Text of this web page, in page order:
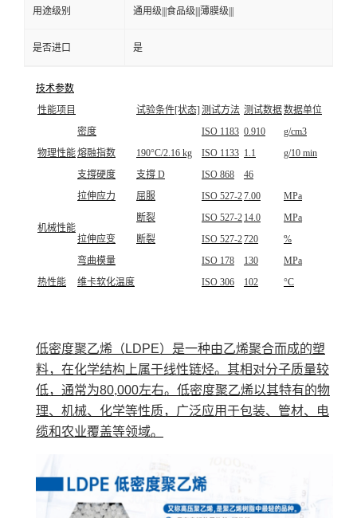
用途级别 通用级|||食品级|||薄膜级|||
是否进口 是
技术参数
性能项目
试验条件[状态] 测试方法 测试数据数据单位
物理性能
密度 ISO 1183 0.910
g/cm3
熔融指数
190°C/2.16 kg ISO 1133 1.1
g/10 min
支撐硬度
支撐 D ISO 868 46
机械性能
拉伸应力 屈服 ISO 527-27.00
MPa
断裂
ISO 527-2 14.0
MPa
拉伸应变
断裂 ISO 527-2720
%
弯曲模量
ISO 178 130
MPa
热性能
维卡软化温度 ISO 306 102 °C
低密度聚乙烯（LDPE）是一种由乙烯聚合而成的塑
料，在化学结构上属于线性链烃。其相对分子质量较
低，通常为80,000左右。低密度聚乙烯以其特有的物
理、机械、化学等性质，广泛应用于包装、管材、电
缆和农业覆盖等领域。